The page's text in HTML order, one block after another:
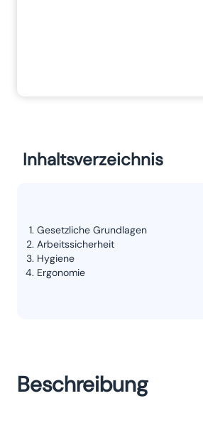
Inhaltsverzeichnis
Gesetzliche Grundlagen
Arbeitssicherheit
Hygiene
Ergonomie
Beschreibung